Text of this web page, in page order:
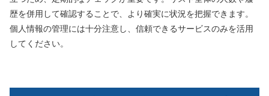
歴を併用して確認することで、より確実に状況を把握できます。
個人情報の管理には十分注意し、信頼できるサービスのみを活用
してください。